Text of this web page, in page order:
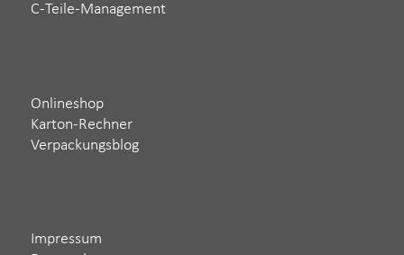
C-Teile-Management
Onlineshop
Karton-Rechner
Verpackungsblog
Impressum